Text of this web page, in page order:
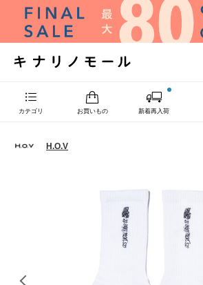
カテゴリ お買いもの 新着再入荷
H.O.V